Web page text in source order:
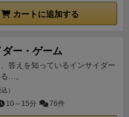
緒に乗せられれば合理的なの
ば2色のダイスを乗せられる
ようにダイスを3個乗せてし
1目盛しか受けられません
悩みどころで，行き先として
ークが記されています（機体
るキューブの色が同じなら、
が出来ます。この時に使用する
ッチがあります。
たり、スイッチをONにするこ
て飛行機が改良されていきま
どんどんと飛行機が改良され
で達成したり、2vs2のチーム
。小型飛行機好きの方にはお
時間くらいかかると思いま
カートに追加する
ダー・ゲーム
答えを知っているインサイダー
…。
込）
10～15分 76件